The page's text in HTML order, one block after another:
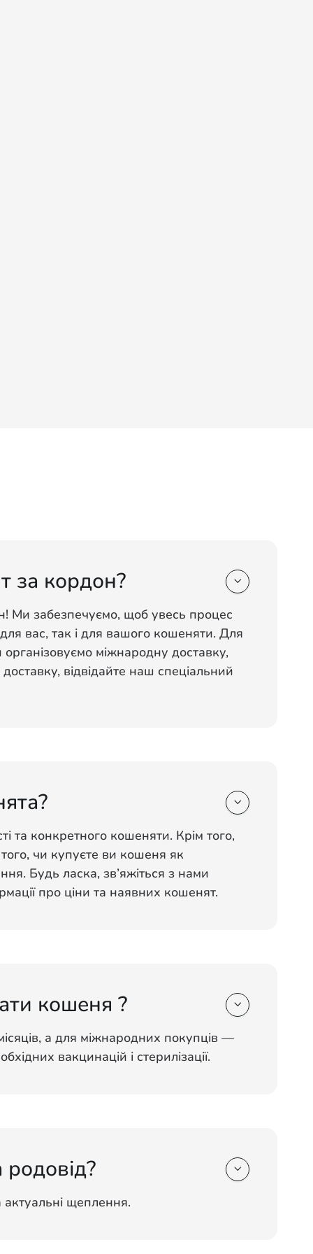
за кордон? 
Ми забезпечуємо, щоб увесь процес
вас, так і для вашого кошеняти. Для
міжнародну доставку,
відвідайте наш спеціальний

та конкретного кошеняти. Крім того,
чи купуєте ви кошеня як
Будь ласка, зв’яжіться з нами
про ціни та наявних кошенят.
кошеня ? 
а для міжнародних покупців —
вакцинацій і стерилізації.

щеплення.